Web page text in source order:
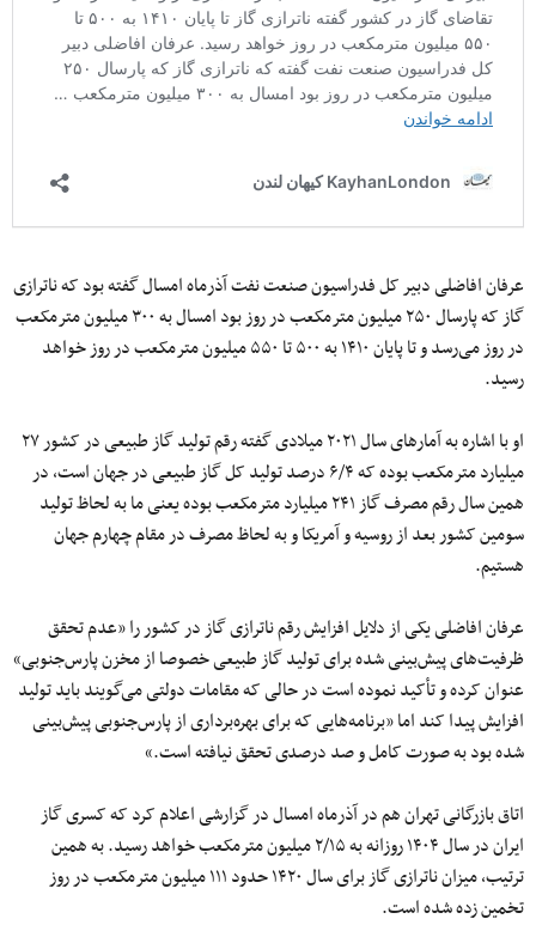
عرفان افاضلی دبیر کل فدراسیون صنعت نفت آذرماه امسال گفته بود که ناترازی
گاز که پارسال ۲۵۰ میلیون مترمکعب در روز بود امسال به ۳۰۰ میلیون مترمکعب
در روز می‌رسد و تا پایان ۱۴۱۰ به ۵۰۰ تا ۵۵۰ میلیون مترمکعب در روز خواهد
رسید.
او با اشاره به آمارهای سال ۲۰۲۱ میلادی گفته رقم تولید گاز طبیعی در کشور ۲۷
میلیارد مترمکعب بوده که ۶/۴ درصد تولید کل گاز طبیعی در جهان است، در
همین سال رقم مصرف گاز ۲۴۱ میلیارد مترمکعب بوده یعنی ما به لحاظ تولید
سومین کشور بعد از روسیه و آمریکا و به لحاظ مصرف در مقام چهارم جهان
هستیم.
عرفان افاضلی یکی از دلایل افزایش رقم ناترازی گاز در کشور را «عدم تحقق
ظرفیت‌های پیش‌بینی شده برای تولید گاز طبیعی خصوصا از مخزن پارس‌جنوبی»
عنوان کرده و تأکید نموده است در حالی که مقامات دولتی می‌گویند باید تولید
افزایش پیدا کند اما «برنامه‌هایی که برای بهره‌برداری از پارس‌جنوبی پیش‌بینی
شده بود به صورت کامل و صد درصدی تحقق نیافته است.»
اتاق بازرگانی تهران هم در آذرماه امسال در گزارشی اعلام کرد که کسری گاز
ایران در سال ۱۴۰۴ روزانه به ۲/۱۵ میلیون مترمکعب خواهد رسید. به همین
ترتیب، میزان ناترازی گاز برای سال ۱۴۲۰ حدود ۱۱۱ میلیون مترمکعب در روز
تخمین زده شده است.